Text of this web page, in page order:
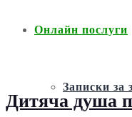
Онлайн послуги
Записки за
Дитяча душа